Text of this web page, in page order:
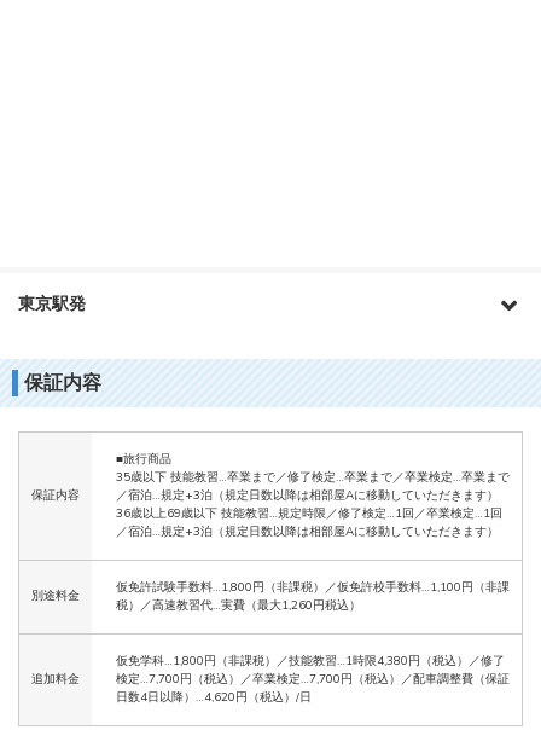
東京駅発
保証内容
保証内容
■旅行商品
35歳以下 技能教習…卒業まで／修了検定…卒業まで／卒業検定…卒業まで
／宿泊…規定+3泊（規定日数以降は相部屋Aに移動していただきます）
36歳以上69歳以下 技能教習…規定時限／修了検定…1回／卒業検定…1回
／宿泊…規定+3泊（規定日数以降は相部屋Aに移動していただきます）
別途料金
仮免許試験手数料…1,800円（非課税）／仮免許校手数料…1,100円（非課
税）／高速教習代…実費（最大1,260円税込）
追加料金
仮免学科…1,800円（非課税）／技能教習…1時限4,380円（税込）／修了
検定…7,700円（税込）／卒業検定…7,700円（税込）／配車調整費（保証
日数4日以降）…4,620円（税込）/日